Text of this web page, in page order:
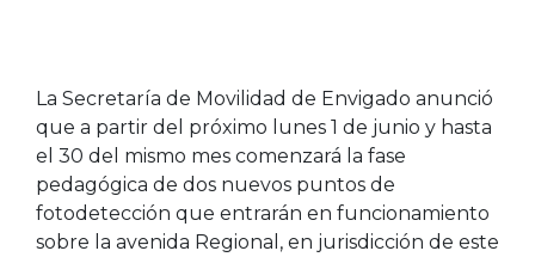
La Secretaría de Movilidad de Envigado anunció
que a partir del próximo lunes 1 de junio y hasta
el 30 del mismo mes comenzará la fase
pedagógica de dos nuevos puntos de
fotodetección que entrarán en funcionamiento
sobre la avenida Regional, en jurisdicción de este